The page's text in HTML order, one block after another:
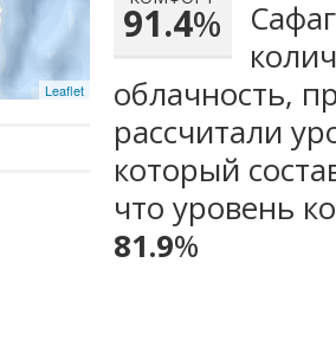
Leaflet
91.4%
облачность,
рассчитали
который
что уровень
81.9%